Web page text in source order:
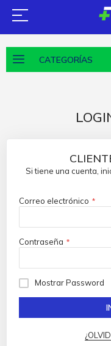
CATEGORÍAS
Si tiene una cuenta,
Correo electrónico
Contraseña
Mostrar Password